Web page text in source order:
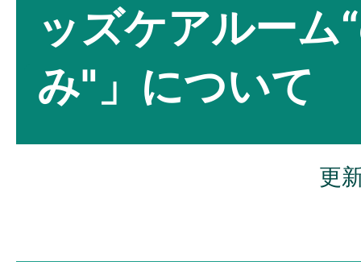
ッズケアルーム
み"」について
更